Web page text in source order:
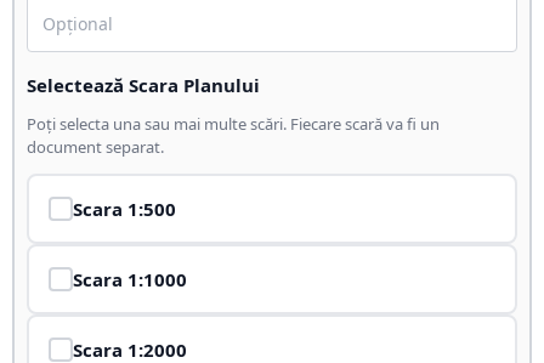
Selectează Scara Planului
Poți selecta una sau mai multe scări. Fiecare scară va fi un
document separat.
Scara 1:500
Scara 1:1000
Scara 1:2000